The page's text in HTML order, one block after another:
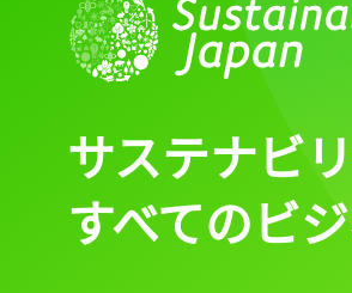
サステナビ
すべてのビ